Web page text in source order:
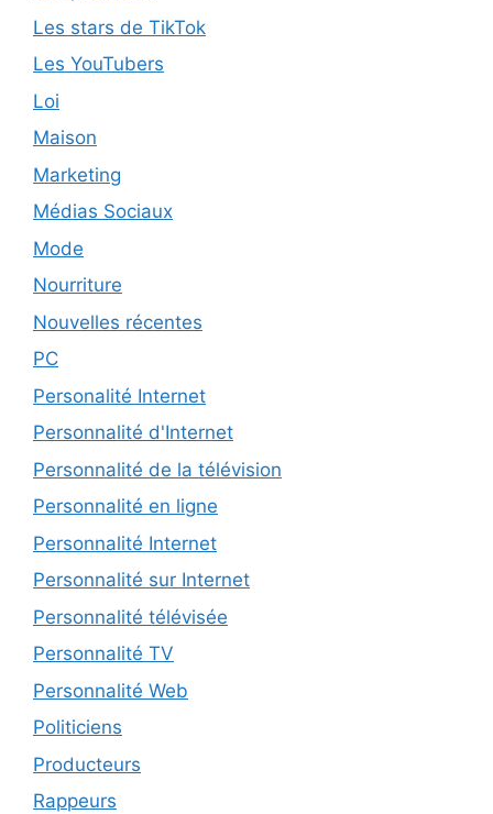
Les stars de TikTok
Les YouTubers
Loi
Maison
Marketing
Médias Sociaux
Mode
Nourriture
Nouvelles récentes
PC
Personalité Internet
Personnalité d'Internet
Personnalité de la télévision
Personnalité en ligne
Personnalité Internet
Personnalité sur Internet
Personnalité télévisée
Personnalité TV
Personnalité Web
Politiciens
Producteurs
Rappeurs